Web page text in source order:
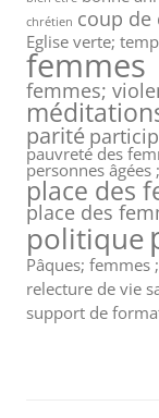
chrétien coup de
Eglise verte;
femmes
femmes;
parité
pauvreté des
personnes
place des
place des
politique
Pâques; femmes
relecture de vie
support de